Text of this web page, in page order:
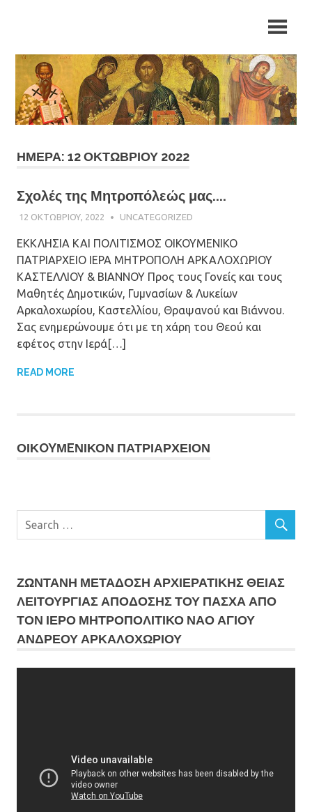
Μητρόπολη
Αρκαλοχωρίου,
Καστελλίου
και
Βιάννου
Καστελλίου
και
Βιάννου
ΗΜΈΡΑ: 12 ΟΚΤΩΒΡΊΟΥ 2022
Σχολές της Μητροπόλεώς μας....
12 ΟΚΤΩΒΡΊΟΥ, 2022 ΠΑΤΉΡ ΜΙΧΑΉΛ ΠΑΠΑΪΩΆΝΝΟΥ
UNCATEGORIZED
ΕΚΚΛΗΣΙΑ ΚΑΙ ΠΟΛΙΤΙΣΜΟΣ ΟΙΚΟΥΜΕΝΙΚΟ
ΠΑΤΡΙΑΡΧΕΙΟ ΙΕΡΑ ΜΗΤΡΟΠΟΛΗ ΑΡΚΑΛΟΧΩΡΙΟΥ
ΚΑΣΤΕΛΛΙΟΥ & ΒΙΑΝΝΟΥ Προς τους Γονείς και τους
Μαθητές Δημοτικών, Γυμνασίων & Λυκείων
Αρκαλοχωρίου, Καστελλίου, Θραψανού και Βιάννου.
Σας ενημερώνουμε ότι με τη χάρη του Θεού και
εφέτος στην Ιερά[…]
READ MORE
ΟΙΚOYΜEΝΙΚΟΝ ΠΑΤΡΙΑΡΧΕΙΟΝ
ΖΩΝΤΑΝΗ ΜΕΤΆΔΟΣΗ ΑΡΧΙΕΡΑΤΙΚΗΣ ΘΕΙΑΣ
ΛΕΙΤΟΥΡΓΙΑΣ ΑΠΟΔΟΣΗΣ ΤΟΥ ΠΑΣΧΑ ΑΠΟ
ΤΟΝ ΙΕΡΟ ΜΗΤΡΟΠΟΛΙΤΙΚΟ ΝΑΟ ΑΓΙΟΥ
ΑΝΔΡΕΟΥ ΑΡΚΑΛΟΧΩΡΙΟΥ